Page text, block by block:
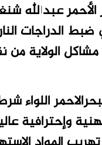
عبدالله
الدراجات
الولاية من
اللواء